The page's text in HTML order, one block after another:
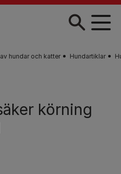
hundar och katter Hundartiklar
körning